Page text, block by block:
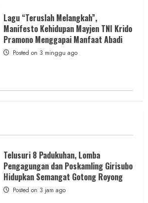
Lagu “Teruslah Melangkah”,
Manifesto Kehidupan Mayjen TNI Krido
Pramono Menggapai Manfaat Abadi
Posted on 3 minggu ago
Telusuri 8 Padukuhan, Lomba
Pengagungan dan Poskamling Girisubo
Hidupkan Semangat Gotong Royong
Posted on 3 jam ago